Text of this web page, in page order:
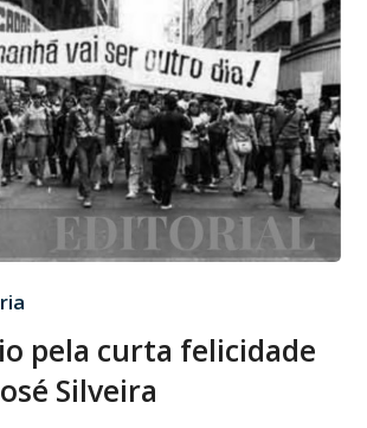
pela curta felicidade
Silveira